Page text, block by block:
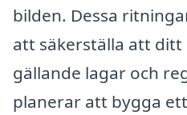
bilden. Dessa
att säkerställa att
gällande lagar och
planerar att bygga